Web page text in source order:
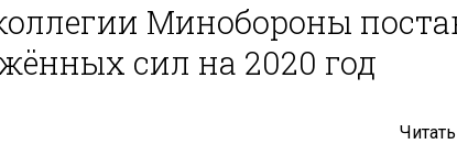
Минобороны
сил на 2020 год